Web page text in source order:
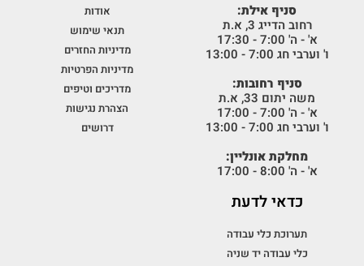
סניף אילת:
רחוב הדייג 3, א.ת
א' - ה' 7:00 - 17:30
ו' וערבי חג 7:00 - 13:00
סניף רחובות:
משה יתום 33, א.ת
א' - ה' 7:00 - 17:00
ו' וערבי חג 7:00 - 13:00
מחלקת אונליין:
א' - ה' 8:00 - 17:00
אודות
תנאי שימוש
מדיניות החזרים
מדיניות הפרטיות
מדריכים וטיפים
הצהרת נגישות
דרושים
כדאי לדעת
תערוכת כלי עבודה
כלי עבודה יד שניה